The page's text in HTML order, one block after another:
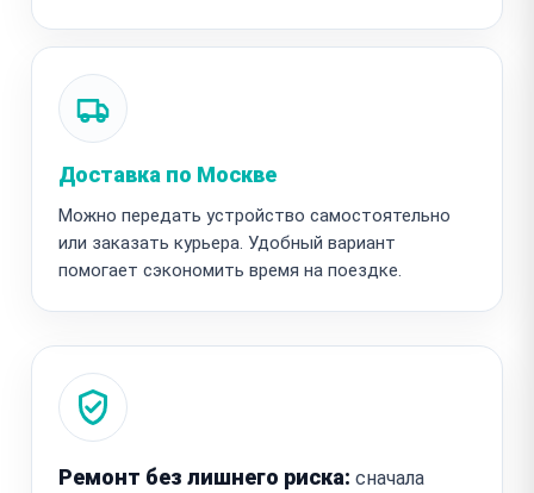
Доставка по Москве
Можно передать устройство самостоятельно
или заказать курьера. Удобный вариант
помогает сэкономить время на поездке.
Ремонт без лишнего риска: сначала